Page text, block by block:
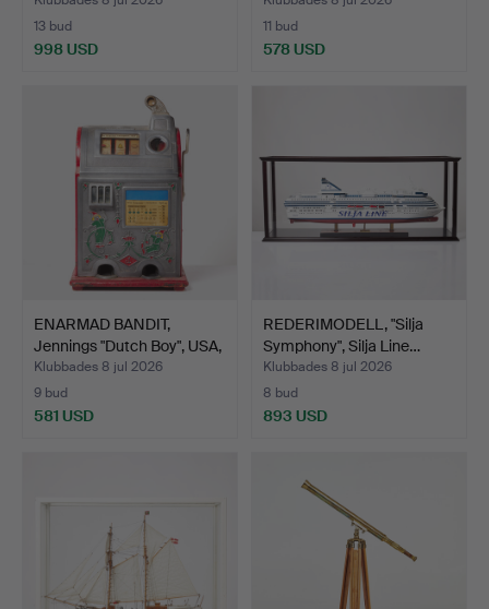
13 bud
998 USD
11 bud
578 USD
ENARMAD BANDIT,
Jennings "Dutch Boy", USA,
…
Klubbades 8 jul 2026
9 bud
581 USD
REDERIMODELL, "Silja
Symphony", Silja Line…
Klubbades 8 jul 2026
8 bud
893 USD